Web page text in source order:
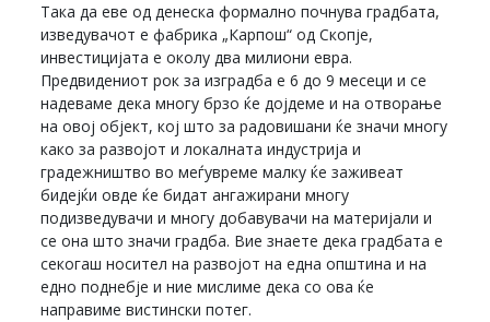
Така да еве од денеска формално почнува градбата,
изведувачот е фабрика „Карпош“ од Скопје,
инвестицијата е околу два милиони евра.
Предвидениот рок за изградба е 6 до 9 месеци и се
надеваме дека многу брзо ќе дојдеме и на отворање
на овој објект, кој што за радовишани ќе значи многу
како за развојот и локалната индустрија и
градежништво во меѓувреме малку ќе заживеат
бидејќи овде ќе бидат ангажирани многу
подизведувачи и многу добавувачи на материјали и
се она што значи градба. Вие знаете дека градбата е
секогаш носител на развојот на една општина и на
едно поднебје и ние мислиме дека со ова ќе
направиме вистински потег.